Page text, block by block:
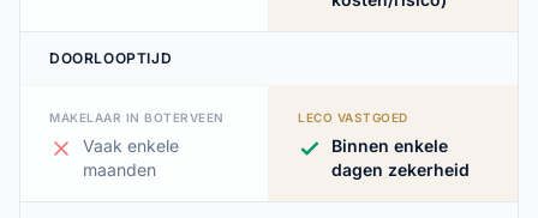
DOORLOOPTIJD
MAKELAAR IN BOTERVEEN
Vaak enkele
maanden
LECO VASTGOED
Binnen enkele
dagen zekerheid